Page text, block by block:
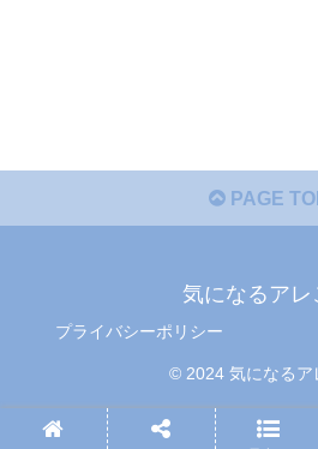
PAGE
気になるアレ
プライバシーポリシー
© 2024 気になるア